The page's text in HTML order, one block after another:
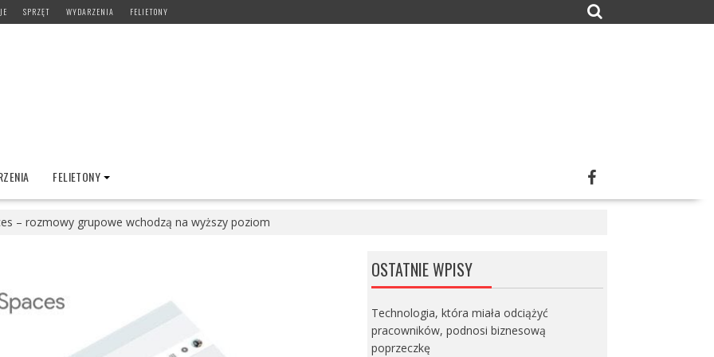
SPRZĘT WYDARZENIA FELIETONY
FELIETONY
– rozmowy grupowe wchodzą na wyższy poziom
OSTATNIE WPISY
Technologia, która miała odciążyć
pracowników, podnosi biznesową
poprzeczkę